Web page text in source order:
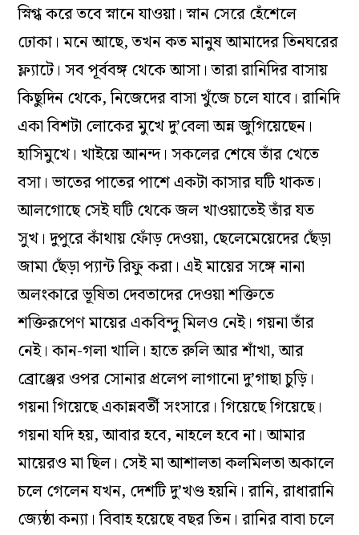
স্নিগ্ধ করে তবে স্নানে যাওয়া। স্নান সেরে হেঁশেলে
ঢোকা। মনে আছে, তখন কত মানুষ আমাদের তিনঘরের
ফ্ল‌্যাটে। সব পূর্ববঙ্গ থেকে আসা। তারা রানিদির বাসায়
কিছুদিন থেকে, নিজেদের বাসা খুঁজে চলে যাবে। রানিদি
একা বিশটা লোকের মুখে দু’বেলা অন্ন জুগিয়েছেন।
হাসিমুখে। খাইয়ে আনন্দ। সকলের শেষে তাঁর খেতে
বসা। ভাতের পাতের পাশে একটা কাসার ঘটি থাকত।
আলগোছে সেই ঘটি থেকে জল খাওয়াতেই তাঁর যত
সুখ। দুপুরে কাঁথায় ফোঁড় দেওয়া, ছেলেমেয়েদের ছেঁড়া
জামা ছেঁড়া প্যান্ট রিফু করা। এই মায়ের সঙ্গে নানা
অলংকারে ভূষিতা দেবতাদের দেওয়া শক্তিতে
শক্তিরূপেণ মায়ের একবিন্দু মিলও নেই। গয়না তাঁর
নেই। কান-গলা খালি। হাতে রুলি আর শাঁখা, আর
ব্রোঞ্জের ওপর সোনার প্রলেপ লাগানো দু’গাছা চুড়ি।
গয়না গিয়েছে একান্নবর্তী সংসারে। গিয়েছে গিয়েছে।
গয়না যদি হয়, আবার হবে, নাহলে হবে না। আমার
মায়েরও মা ছিল। সেই মা আশালতা কলমিলতা অকালে
চলে গেলেন যখন, দেশটি দু’খণ্ড হয়নি। রানি, রাধারানি
জ‌্যেষ্ঠা কন্যা। বিবাহ হয়েছে বছর তিন। রানির বাবা চলে